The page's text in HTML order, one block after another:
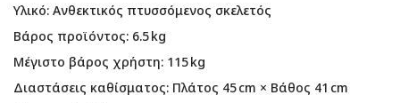
Υλικό: Ανθεκτικός πτυσσόμενος σκελετός
Βάρος προϊόντος: 6.5 kg
Μέγιστο βάρος χρήστη: 115 kg
Διαστάσεις καθίσματος: Πλάτος 45 cm × Βάθος 41 cm